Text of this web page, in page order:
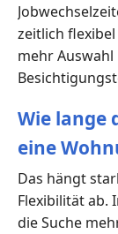
zeitlich
mehr
Wie lange
eine
Das hängt
Flexibilität ab.
die Suche